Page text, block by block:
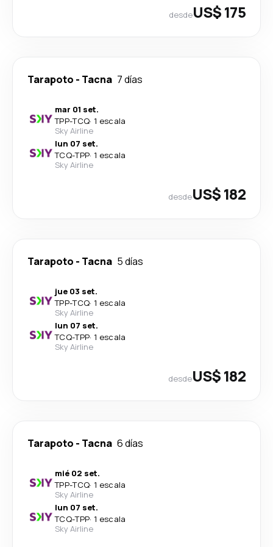
desdeUS$ 175
Tarapoto - Tacna 7 días
mar 01 set.
TPP-TCQ· 1 escala
Sky Airline
lun 07 set.
TCQ-TPP· 1 escala
Sky Airline
desdeUS$ 182
Tarapoto - Tacna 5 días
jue 03 set.
TPP-TCQ· 1 escala
Sky Airline
lun 07 set.
TCQ-TPP· 1 escala
Sky Airline
desdeUS$ 182
Tarapoto - Tacna 6 días
mié 02 set.
TPP-TCQ· 1 escala
Sky Airline
lun 07 set.
TCQ-TPP· 1 escala
Sky Airline